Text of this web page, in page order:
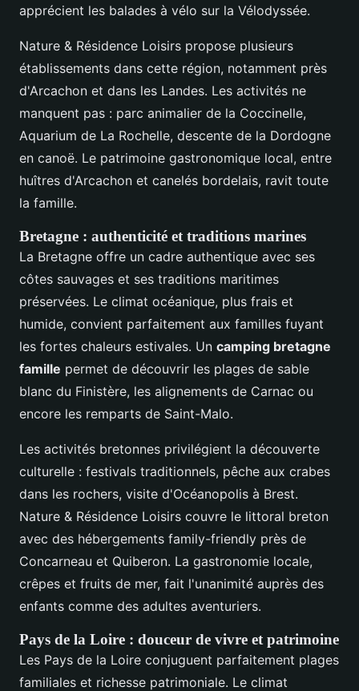
apprécient les balades à vélo sur la Vélodyssée.
Nature & Résidence Loisirs propose plusieurs
établissements dans cette région, notamment près
d'Arcachon et dans les Landes. Les activités ne
manquent pas : parc animalier de la Coccinelle,
Aquarium de La Rochelle, descente de la Dordogne
en canoë. Le patrimoine gastronomique local, entre
huîtres d'Arcachon et canelés bordelais, ravit toute
la famille.
Bretagne : authenticité et traditions marines
La Bretagne offre un cadre authentique avec ses
côtes sauvages et ses traditions maritimes
préservées. Le climat océanique, plus frais et
humide, convient parfaitement aux familles fuyant
les fortes chaleurs estivales. Un camping bretagne
famille permet de découvrir les plages de sable
blanc du Finistère, les alignements de Carnac ou
encore les remparts de Saint-Malo.
Les activités bretonnes privilégient la découverte
culturelle : festivals traditionnels, pêche aux crabes
dans les rochers, visite d'Océanopolis à Brest.
Nature & Résidence Loisirs couvre le littoral breton
avec des hébergements family-friendly près de
Concarneau et Quiberon. La gastronomie locale,
crêpes et fruits de mer, fait l'unanimité auprès des
enfants comme des adultes aventuriers.
Pays de la Loire : douceur de vivre et patrimoine
Les Pays de la Loire conjuguent parfaitement plages
familiales et richesse patrimoniale. Le climat